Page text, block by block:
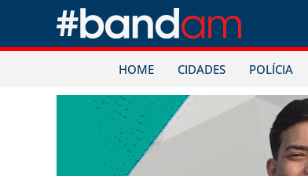
HOME CIDADES POLÍCIA